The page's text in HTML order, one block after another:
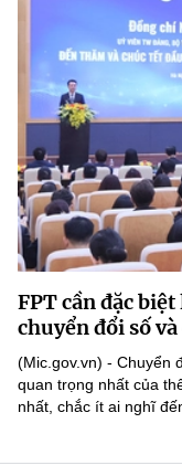
BỘ
MINISTRY
Điều khoản sử dụng
Chịu trách nhiệm nội
Giám đốc Trung tâm
Liên hệ
Địa chỉ: Ban Biên tập
Điện thoại: 024 3936
Email:
stc@mst.gov.vn
©2026 Bản quyền
(Ghi rõ nguồn "https://
website này)
FPT cần đặc
chuyển đổi số
(Mic.gov.vn) - Chuyển
quan trọng nhất của
nhất, chắc ít ai nghĩ